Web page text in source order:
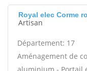
Royal elec Corme
Artisan
Département: 17
Aménagement de